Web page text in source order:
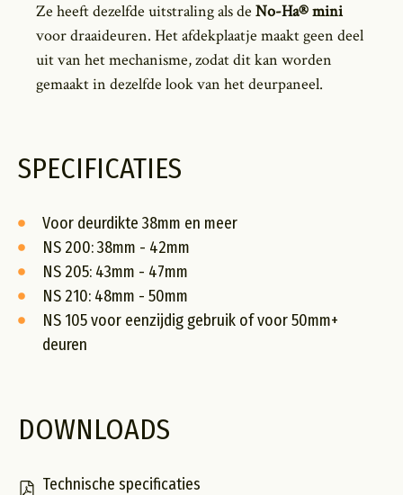
Ze heeft dezelfde uitstraling als de No-Ha® mini
voor draaideuren. Het afdekplaatje maakt geen deel
uit van het mechanisme, zodat dit kan worden
gemaakt in dezelfde look van het deurpaneel.
SPECIFICATIES
Voor deurdikte 38mm en meer
NS 200: 38mm - 42mm
NS 205: 43mm - 47mm
NS 210: 48mm - 50mm
NS 105 voor eenzijdig gebruik of voor 50mm+
deuren
DOWNLOADS
Technische specificaties